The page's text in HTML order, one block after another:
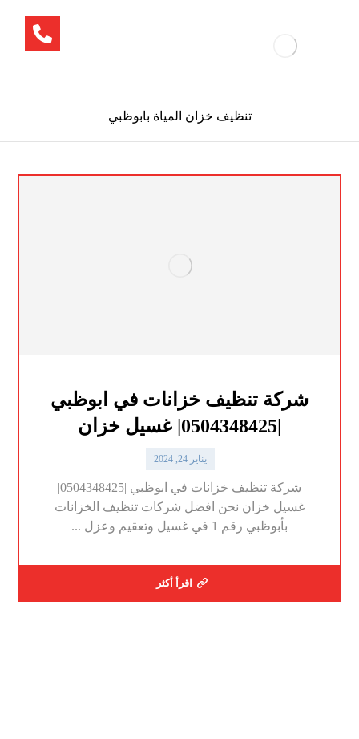
تنظيف خزان المياة بابوظبي
شركة تنظيف خزانات في ابوظبي
|0504348425| غسيل خزان
يناير 24, 2024
شركة تنظيف خزانات في ابوظبي |0504348425|
غسيل خزان نحن افضل شركات تنظيف الخزانات
بأبوظبي رقم 1 في غسيل وتعقيم وعزل ...
اقرأ أكثر